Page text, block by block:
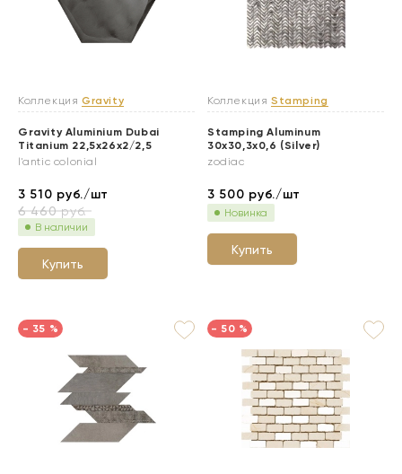
Коллекция Gravity
Gravity Aluminium Dubai
Titanium 22,5x26x2/2,5
l'antic colonial
3 510 руб./шт
6 460руб.
В наличии
Купить
Коллекция Stamping
Stamping Aluminum
30x30,3x0,6 (Silver)
zodiac
3 500 руб./шт
Новинка
Купить
- 35 % - 50 %